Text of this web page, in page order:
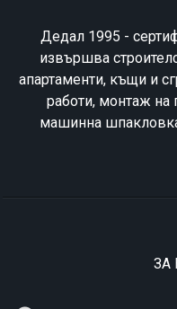
Дедал 1995 -
извършва
апартаменти, къщи и
работи, монтаж на
машинна
ЗА